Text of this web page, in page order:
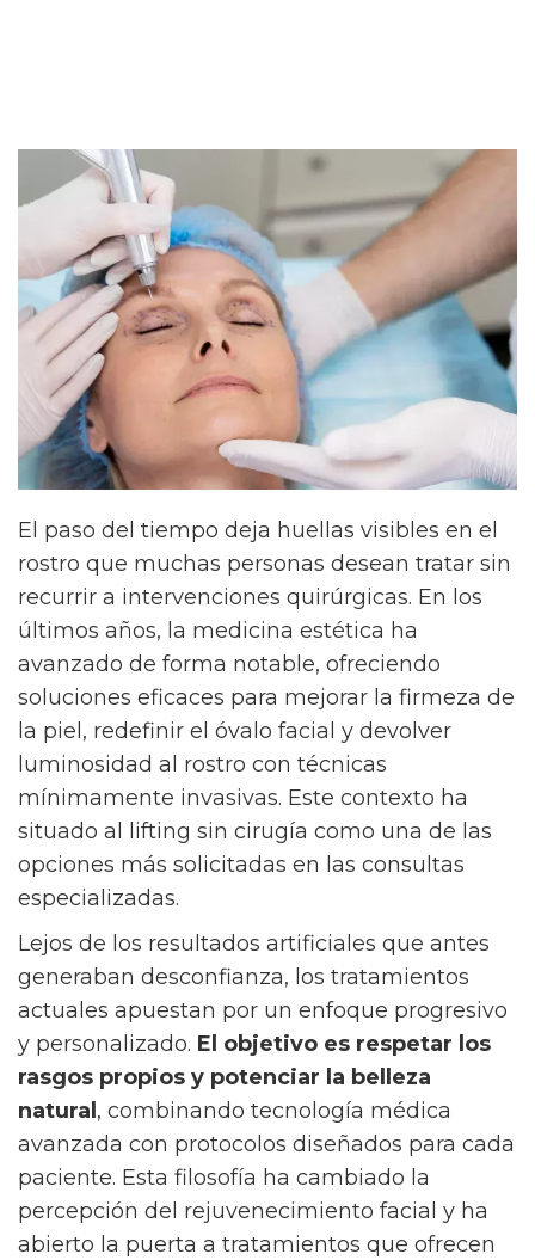
El paso del tiempo deja huellas visibles en el
rostro que muchas personas desean tratar sin
recurrir a intervenciones quirúrgicas. En los
últimos años, la medicina estética ha
avanzado de forma notable, ofreciendo
soluciones eficaces para mejorar la firmeza de
la piel, redefinir el óvalo facial y devolver
luminosidad al rostro con técnicas
mínimamente invasivas. Este contexto ha
situado al lifting sin cirugía como una de las
opciones más solicitadas en las consultas
especializadas.
Lejos de los resultados artificiales que antes
generaban desconfianza, los tratamientos
actuales apuestan por un enfoque progresivo
y personalizado. El objetivo es respetar los
rasgos propios y potenciar la belleza
natural , combinando tecnología médica
avanzada con protocolos diseñados para cada
paciente. Esta filosofía ha cambiado la
percepción del rejuvenecimiento facial y ha
abierto la puerta a tratamientos que ofrecen